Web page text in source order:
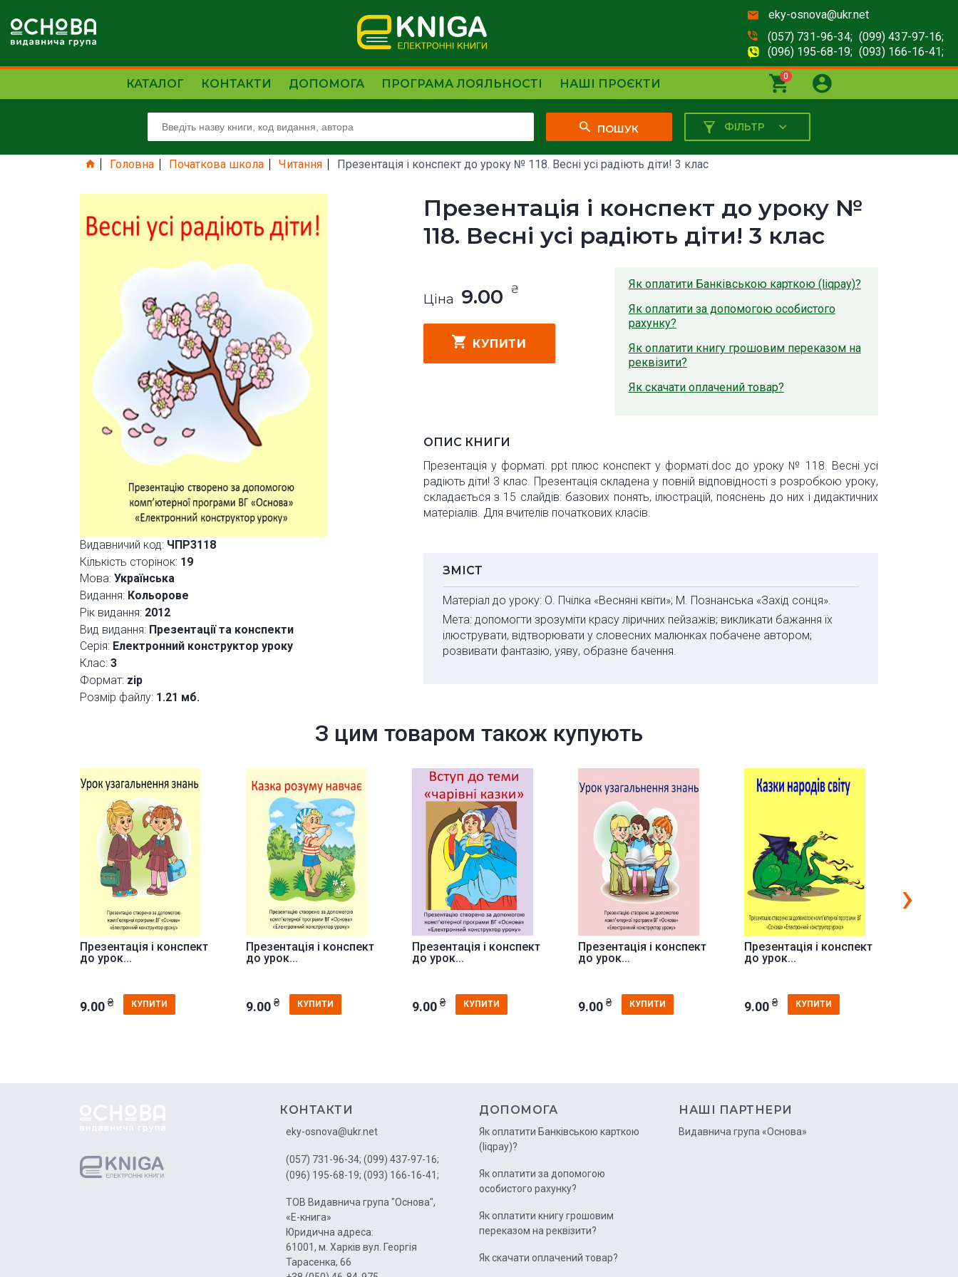
eky-osnova@ukr.net
(057) 731-96-34; (099) 437-97-16;
(096) 195-68-19; (093) 166-16-41;
КАТАЛОГ КОНТАКТИ ДОПОМОГА ПРОГРАМА ЛОЯЛЬНОСТІ НАШІ ПРОЄКТИ
0
ПОШУК ФІЛЬТР
Головна Початкова школа Читання Презентація і конспект до уроку № 118. Весні усі радіють діти! 3 клас
Видавничий код: ЧПР3118
Кількість сторінок: 19
Мова: Українська
Видання: Кольорове
Рік видання: 2012
Вид видання: Презентації та конспекти
Серія: Електронний конструктор уроку
Клас: 3
Формат: zip
Розмір файлу: 1.21 мб.
Презентація і конспект до уроку №
118. Весні усі радіють діти! 3 клас
Ціна 9.00 ₴
КУПИТИ
Як оплатити Банківською карткою (liqpay)?
Як оплатити за допомогою особистого
рахунку?
Як оплатити книгу грошовим переказом на
реквізити?
Як скачати оплачений товар?
ОПИС КНИГИ
Презентація у форматі. ppt плюс конспект у форматі.doc до уроку № 118. Весні усі
радіють діти! 3 клас. Презентація складена у повній відповідності з розробкою уроку,
складається з 15 слайдів: базових понять, ілюстрацій, пояснень до них і дидактичних
матеріалів. Для вчителів початкових класів.
ЗМІСТ
Матеріал до уроку: О. Пчілка «Весняні квіти»; М. Познанська «Захід сонця».
Мета: допомогти зрозуміти красу ліричних пейзажів; викликати бажання їх
ілюструвати, відтворювати у словесних малюнках побачене автором;
розвивати фантазію, уяву, образне бачення.
З цим товаром також купують
Презентація і конспект
до урок...
9.00 ₴ КУПИТИ
Презентація і конспект
до урок...
9.00 ₴ КУПИТИ
Презентація і конспект
до урок...
9.00 ₴ КУПИТИ
Презентація і конспект
до урок...
9.00 ₴ КУПИТИ
Презентація і конспект
до урок...
9.00 ₴ КУПИТИ
›
КОНТАКТИ
eky-osnova@ukr.net
(057) 731-96-34; (099) 437-97-16;
(096) 195-68-19; (093) 166-16-41;
ТОВ Видавнича група "Основа",
«Е-книга»
Юридична адреса:
61001, м. Харків вул. Георгія
Тарасенка, 66
ДОПОМОГА
Як оплатити Банківською карткою
(liqpay)?
Як оплатити за допомогою
особистого рахунку?
Як оплатити книгу грошовим
переказом на реквізити?
Як скачати оплачений товар?
НАШІ ПАРТНЕРИ
Видавнича група «Основа»